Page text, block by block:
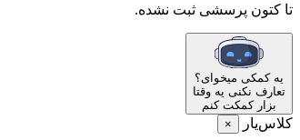
تا کتون پرسشی ثبت نشده.
یه کمکی میخوای؟
تعارف نکنی یه وقتا
بزار کمکت کنم
کلاس‌یار ×